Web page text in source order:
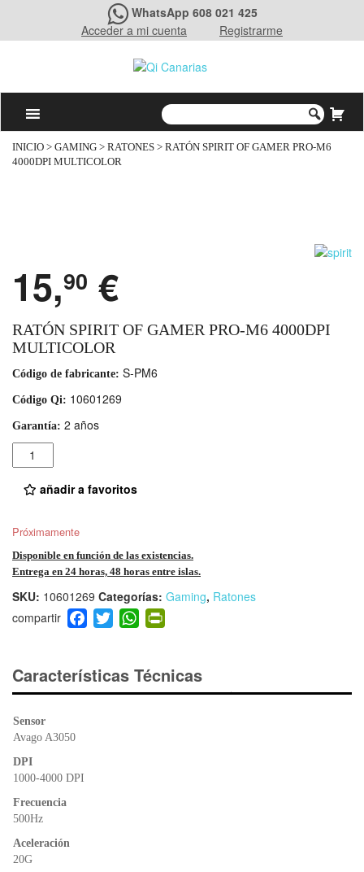
WhatsApp 608 021 425
Acceder a mi cuenta
Registrarme
INICIO > GAMING > RATONES > RATÓN SPIRIT OF GAMER PRO-M6
4000DPI MULTICOLOR
15,90 €
RATÓN SPIRIT OF GAMER PRO-M6 4000DPI
MULTICOLOR
Código de fabricante: S-PM6
Código Qi: 10601269
Garantía: 2 años
Cantidad
añadir a favoritos
Próximamente
Disponible en función de las existencias.
Entrega en 24 horas, 48 horas entre islas.
SKU: 10601269 Categorías: Gaming, Ratones
F
a
e
b
T
wi
er
W
h
s
A
ri
e
Características Técnicas
Sensor
Avago A3050
DPI
1000-4000 DPI
Frecuencia
500Hz
Aceleración
20G